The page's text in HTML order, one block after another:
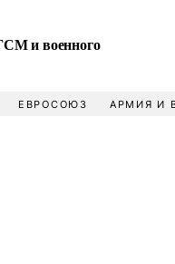
и военного
ЕВРОСОЮЗ АРМИЯ И